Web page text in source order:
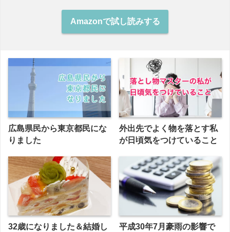
Amazonで試し読みする
広島県民から東京都民にな
りました
外出先でよく物を落とす私
が日頃気をつけていること
32歳になりました＆結婚し
平成30年7月豪雨の影響で